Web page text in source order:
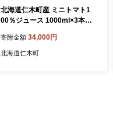
北海道仁木町産 ミニトマト1
00％ジュース 1000ml×3本
薬・化学肥料不使用 野菜ジ
ュース 果汁飲料 野菜飲料 野
寄附金額 34,000円
北海道仁木町